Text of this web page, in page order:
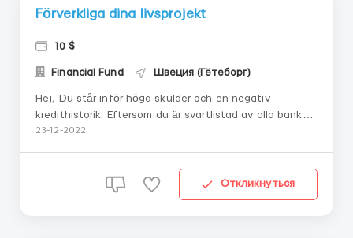
Förverkliga dina livsprojekt
10 $
Financial Fund Швеция (Гётеборг)
Hej, Du står inför höga skulder och en negativ
kredithistorik. Eftersom du är svartlistad av alla banker
måste du kontakta en privat långivare för att ansöka
23-12-2022
Откликнуться